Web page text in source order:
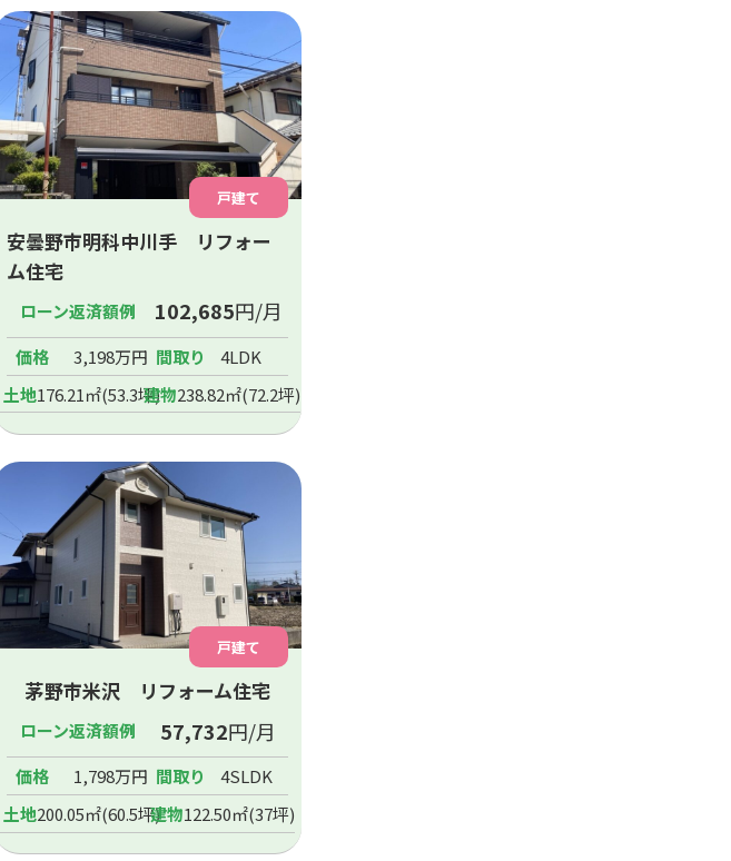
戸建て
安曇野市明科中川手 リフォー
ム住宅
ローン返済額例 102,685円/月
価格 3,198万円 間取り
4LDK
土地176.21㎡(53.3坪)建物238.82㎡(72.2坪)
戸建て
茅野市米沢 リフォーム住宅
ローン返済額例 57,732円/月
価格 1,798万円 間取り
4SLDK
土地200.05㎡(60.5坪)建物122.50㎡(37坪)